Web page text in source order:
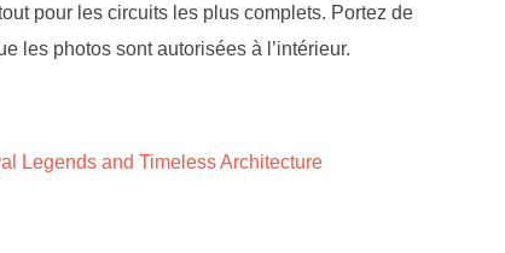
pour les circuits les plus complets. Portez de
les photos sont autorisées à l’intérieur.
Legends and Timeless Architecture